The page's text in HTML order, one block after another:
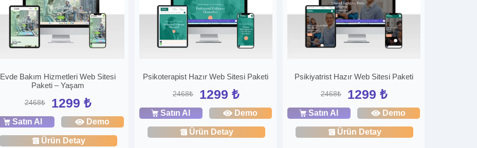
Evde Bakım Hizmetleri Web Sitesi
Paketi – Yaşam
2468₺ 1299 ₺
Satın Al Demo
Ürün Detay
Psikoterapist Hazır Web Sitesi Paketi
2468₺ 1299 ₺
Satın Al Demo
Ürün Detay
Psikiyatrist Hazır Web Sitesi Paketi
2468₺ 1299 ₺
Satın Al Demo
Ürün Detay